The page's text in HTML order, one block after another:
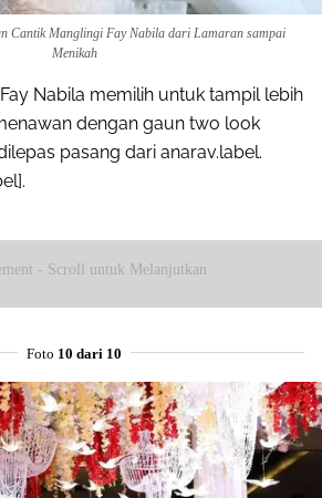
Cantik Manglingi Fay Nabila dari Lamaran sampai
Menikah
Nabila memilih untuk tampil lebih
dengan gaun two look
pasang dari anarav.label.
- Scroll untuk Melanjutkan
Foto 10 dari 10